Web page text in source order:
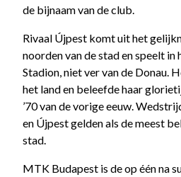
de bijnaam van de club.
Rivaal Újpest komt uit het
noorden van de stad en speelt in
Stadion, niet ver van de Donau.
het land en beleefde haar
’70 van de vorige eeuw.
en Újpest gelden als de meest
stad.
MTK Budapest is de op één na